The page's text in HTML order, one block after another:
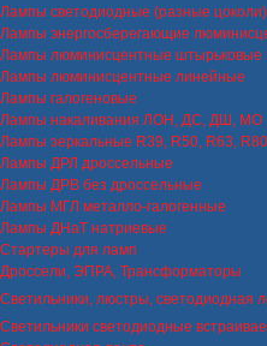
Лампы светодиодные (разные цоколи)
Лампы энергосберегающие
Лампы люминисцентные штырьковые
Лампы люминисцентные линейные
Лампы галогеновые
Лампы накаливания ЛОН, ДС, ДШ, МО
Лампы зеркальные R39, R50, R63,
Лампы ДРЛ дроссельные
Лампы ДРВ без дроссельные
Лампы МГЛ металло-галогенные
Лампы ДНаТ натриевые
Стартеры для ламп
Дроссели, ЭПРА, Трансформаторы
Светильники, люстры, светодиодная
Светильники светодиодные